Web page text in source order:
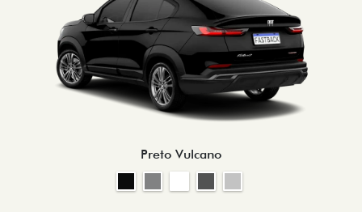
Preto Vulcano